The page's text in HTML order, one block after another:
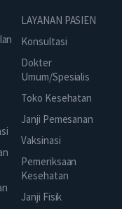
LAYANAN PASIEN
Konsultasi
Dokter
Umum/Spesialis
Toko Kesehatan
Janji Pemesanan
Vaksinasi
Pemeriksaan
Kesehatan
Janji Fisik